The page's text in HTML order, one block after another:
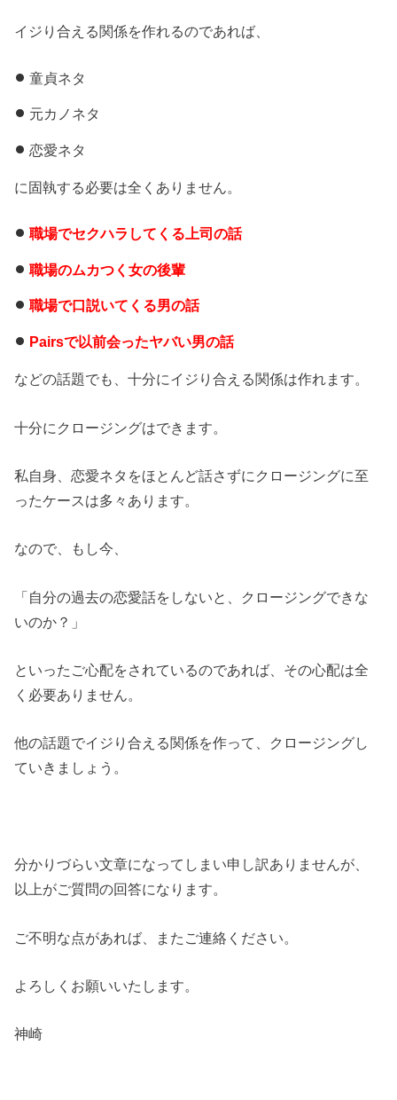
イジり合える関係を作れるのであれば、
童貞ネタ
元カノネタ
恋愛ネタ
に固執する必要は全くありません。
職場でセクハラしてくる上司の話
職場のムカつく女の後輩
職場で口説いてくる男の話
Pairsで以前会ったヤバい男の話
などの話題でも、十分にイジり合える関係は作れます。
十分にクロージングはできます。
私自身、恋愛ネタをほとんど話さずにクロージングに至
ったケースは多々あります。
なので、もし今、
「自分の過去の恋愛話をしないと、クロージングできな
いのか？」
といったご心配をされているのであれば、その心配は全
く必要ありません。
他の話題でイジり合える関係を作って、クロージングし
ていきましょう。
分かりづらい文章になってしまい申し訳ありませんが、
以上がご質問の回答になります。
ご不明な点があれば、またご連絡ください。
よろしくお願いいたします。
神崎